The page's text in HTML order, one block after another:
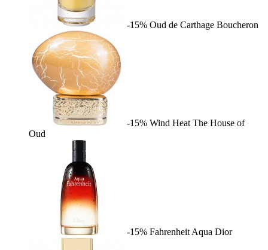
-15% Oud de Carthage Boucheron
-15% Wind Heat The House of
Oud
-15% Fahrenheit Aqua Dior